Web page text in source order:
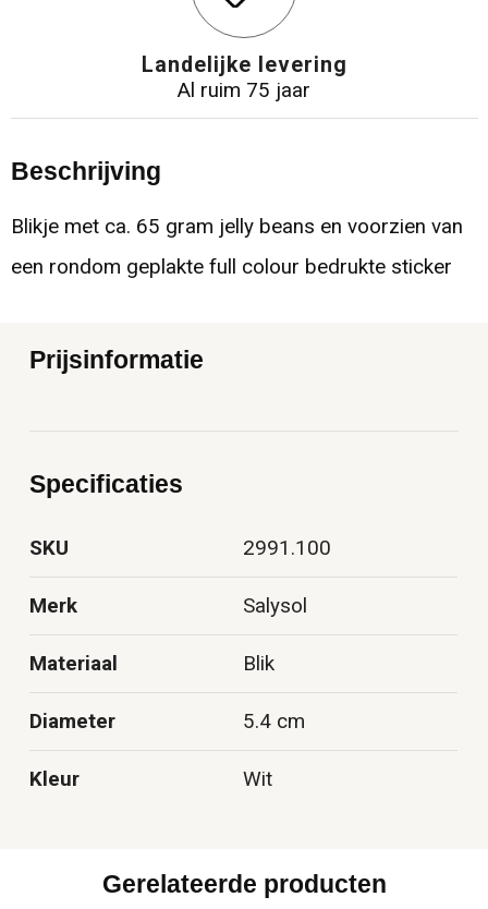
Landelijke levering
Al ruim 75 jaar
Beschrijving
Blikje met ca. 65 gram jelly beans en voorzien van
een rondom geplakte full colour bedrukte sticker
Prijsinformatie
Specificaties
SKU 2991.100
Merk Salysol
Materiaal Blik
Diameter 5.4 cm
Kleur Wit
Gerelateerde producten